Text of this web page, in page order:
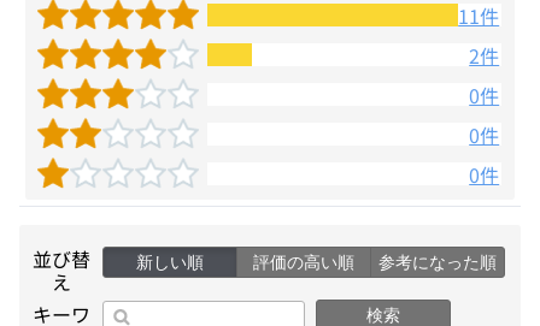
11件
2件
0件
0件
0件
並び替
え
新しい順 評価の高い順 参考になった順
キーワ 検索